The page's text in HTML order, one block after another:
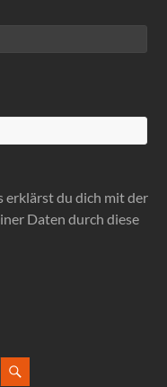
erklärst du dich mit der
Daten durch diese